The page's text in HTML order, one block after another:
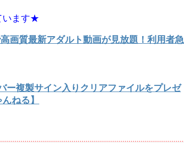
います★
画質最新アダルト動画が見放題！利用者急
ー複製サイン入りクリアファイルをプレゼ
ねる】